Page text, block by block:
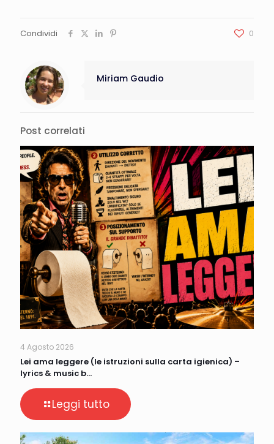
Condividi 0
Miriam Gaudio
Post correlati
4 Agosto 2026
Lei ama leggere (le istruzioni sulla carta igienica) –
lyrics & music b…
Leggi tutto